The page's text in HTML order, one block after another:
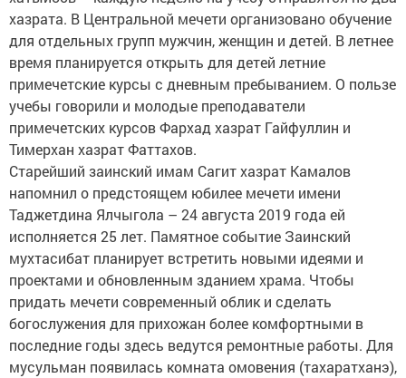
хазрата. В Центральной мечети организовано обучение
для отдельных групп мужчин, женщин и детей. В летнее
время планируется открыть для детей летние
примечетские курсы с дневным пребыванием. О пользе
учебы говорили и молодые преподаватели
примечетских курсов Фархад хазрат Гайфуллин и
Тимерхан хазрат Фаттахов.
Старейший заинский имам Сагит хазрат Камалов
напомнил о предстоящем юбилее мечети имени
Таджетдина Ялчыгола – 24 августа 2019 года ей
исполняется 25 лет. Памятное событие Заинский
мухтасибат планирует встретить новыми идеями и
проектами и обновленным зданием храма. Чтобы
придать мечети современный облик и сделать
богослужения для прихожан более комфортными в
последние годы здесь ведутся ремонтные работы. Для
мусульман появилась комната омовения (тахаратханэ),